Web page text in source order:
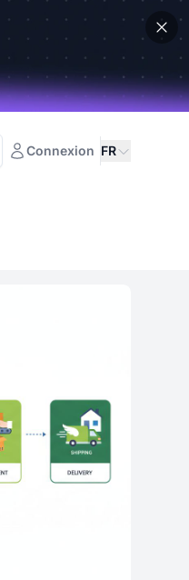
Connexion FR